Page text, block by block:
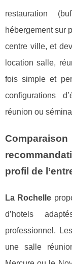
restauration
hébergement sur
centre ville, et
location salle,
fois simple et
configurations
réunion ou
profil de
La Rochelle
d’hotels
professionnel.
une salle